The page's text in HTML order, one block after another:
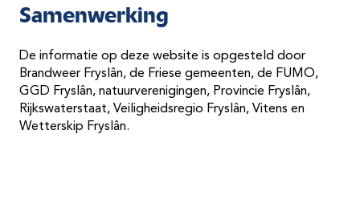
Samenwerking
De informatie op deze website is opgesteld door
Brandweer Fryslân, de Friese gemeenten, de FUMO,
GGD Fryslân, natuurverenigingen, Provincie Fryslân,
Rijkswaterstaat, Veiligheidsregio Fryslân, Vitens en
Wetterskip Fryslân.